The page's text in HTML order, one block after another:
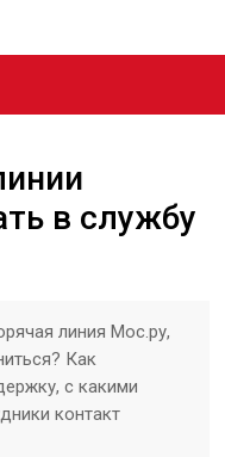
в службу
линия Мос.ру,
Как
с какими
контакт